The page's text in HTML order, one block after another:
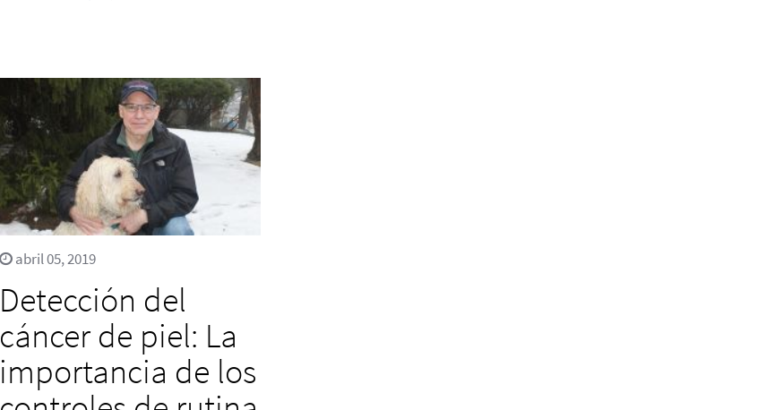
abril 05, 2019
Detección del
cáncer de piel: La
importancia de los